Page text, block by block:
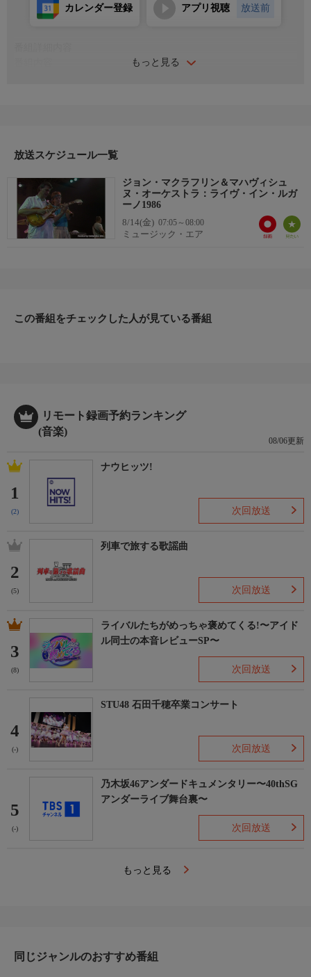
もっと見る
カレンダー登録 アプリ視聴 放送前
放送スケジュール一覧
ジョン・マクラフリン＆マハヴィシュ
ヌ・オーケストラ：ライヴ・イン・ルガ
ーノ1986
8/14(金) 07:05～08:00
ミュージック・エア
この番組をチェックした人が見ている番組
リモート録画予約ランキング
(音楽)
08/06更新
1
(2)
ナウヒッツ!
次回放送
2
(5)
列車で旅する歌謡曲
次回放送
3
(8)
ライバルたちがめっちゃ褒めてくる!〜アイド
ル同士の本音レビューSP〜
次回放送
4
(-)
STU48 石田千穂卒業コンサート
次回放送
5
(-)
乃木坂46アンダードキュメンタリー〜40thSG
アンダーライブ舞台裏〜
次回放送
もっと見る
同じジャンルのおすすめ番組